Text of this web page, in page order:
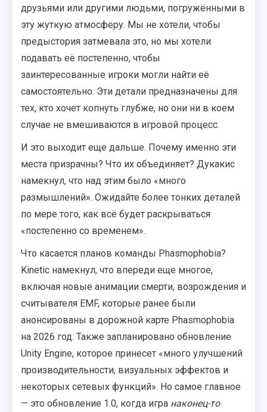
друзьями или другими людьми, погружёнными в
эту жуткую атмосферу. Мы не хотели, чтобы
предыстория затмевала это, но мы хотели
подавать её постепенно, чтобы
заинтересованные игроки могли найти её
самостоятельно. Эти детали предназначены для
тех, кто хочет копнуть глубже, но они ни в коем
случае не вмешиваются в игровой процесс.
И это выходит еще дальше. Почему именно эти
места призрачны? Что их объединяет? Дукакис
намекнул, что над этим было «много
размышлений». Ожидайте более тонких деталей
по мере того, как всё будет раскрываться
«постепенно со временем».
Что касается планов команды Phasmophobia?
Kinetic намекнул, что впереди еще многое,
включая новые анимации смерти, возрождения и
считывателя EMF, которые ранее были
анонсированы в дорожной карте Phasmophobia
на 2026 год. Также запланировано обновление
Unity Engine, которое принесет «много улучшений
производительности, визуальных эффектов и
некоторых сетевых функций». Но самое главное
— это обновление 1.0, когда игра наконец-то